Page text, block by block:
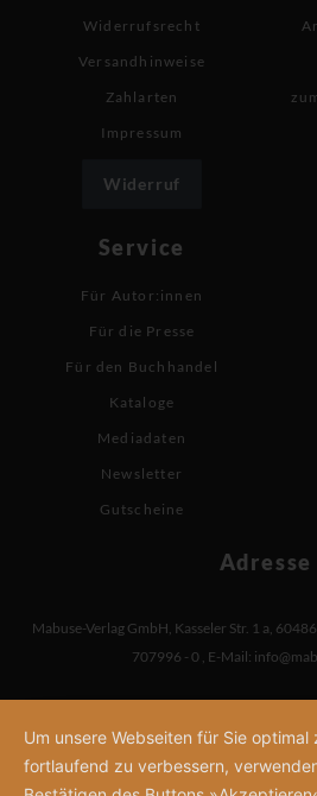
Widerrufsrecht
Versandhinweise
Zahlarten
Impressum
Widerruf
Service
Für Autor:innen
Für die Presse
Für den Buchhandel
Kataloge
Mediadaten
Newsletter
Gutscheine
Adresse
Mabuse-Verlag GmbH Kasseler Str. 1 a
707996 - 0 E-Mail:
Um unsere Webseiten für Sie
fortlaufend zu verbessern,